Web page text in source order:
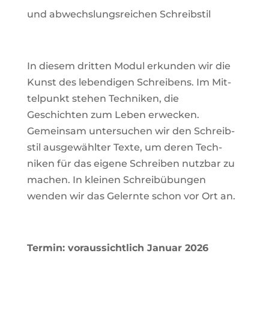
und abwechs­lungs­rei­chen Schreibstil
In diesem dritten Modul erkunden wir die
Kunst des leben­digen Schrei­bens. Im Mit­
tel­punkt stehen Tech­niken, die
Geschichten zum Leben erwe­cken.
Gemeinsam unter­su­chen wir den Schreib­
stil aus­ge­wählter Texte, um deren Tech­
niken für das eigene Schreiben nutzbar zu
machen. In kleinen Schreib­übungen
wenden wir das Gelernte schon vor Ort an.
Termin: vor­aus­sicht­lich Januar 2026